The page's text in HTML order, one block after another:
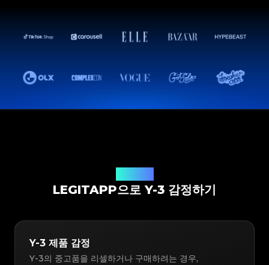
LEGITAPP으로 Y-3 감정하기
Y-3 제품 감정
Y-3의 중고품을 리셀하거나 구매하려는 경우,